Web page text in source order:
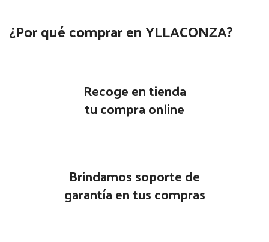
¿Por qué comprar en YLLACONZA?
Recoge en tienda
tu compra online
Brindamos soporte de
garantía en tus compras